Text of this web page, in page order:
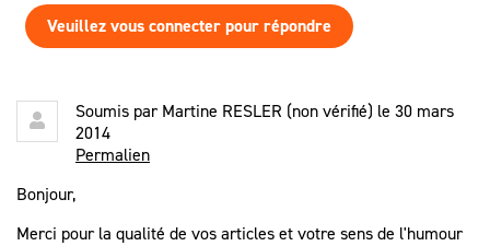
Veuillez vous connecter pour répondre
Soumis parMartine RESLER (non vérifié) le 30 mars
2014
Permalien
Bonjour,
Merci pour la qualité de vos articles et votre sens de l'humour